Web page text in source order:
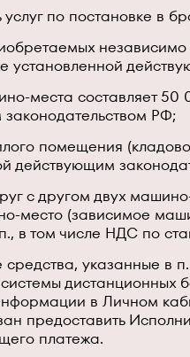
услуг по постановке в
установленной
места составляет 50
РФ;
помещения
действующим
с другом двух
место (зависимое
в том числе НДС по
указанные в
дистанционных
в Личном
предоставить
платежа.